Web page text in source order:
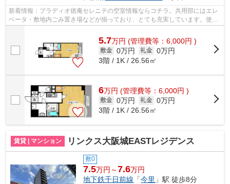
新着情報：プラディオ徳庵セレニテの空室情報ならコチラ。共用部にはエレ
ベータ・敷地内ごみ置き場などが揃っており、とても充実しています。使い
5.7万円 (管理費等：6,000円 )
敷金 0万円 礼金 0万円
3階 / 1K / 26.56㎡
6万円 (管理費等：6,000円 )
敷金 0万円 礼金 0万円
3階 / 1K / 26.56㎡
賃貸 | マンション リンクス大阪城EASTレジデンス
敷0
7.5万円～7.6万円
地下鉄千日前線 「今里 」駅 徒歩8分